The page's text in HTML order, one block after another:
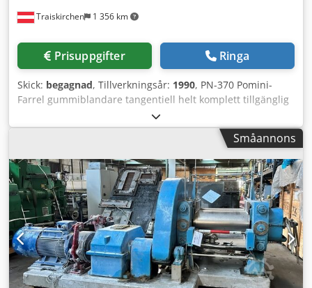
Traiskirchen 1 356 km
Prisuppgifter Ringa
Skick: begagnad, Tillverkningsår: 1990, PN-370 Pomini-
Farrel gummiblandare tangentiell helt komplett tillgänglig
med växellåda, 2 x DC-motorer, oljevåg, filtervåg,
kemikalievåg, batchmatare Dkedewmnfhopfx Abvor
Småannons